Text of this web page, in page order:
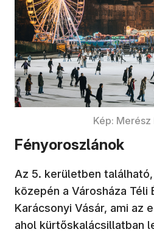
Kép:
Fényoroszlánok
Az 5. kerületben
közepén a Városháza Téli
Karácsonyi Vásár, ami az
ahol kürtőskalácsillatban